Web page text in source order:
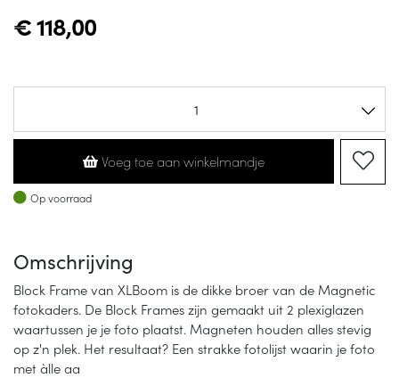
€118,00
Voeg toe aan winkelmandje
Op voorraad
Op voorraad
Omschrijving
Block Frame van XLBoom is de dikke broer van de Magnetic
fotokaders. De Block Frames zijn gemaakt uit 2 plexiglazen
waartussen je je foto plaatst. Magneten houden alles stevig
op z'n plek. Het resultaat? Een strakke fotolijst waarin je foto
met àlle aa